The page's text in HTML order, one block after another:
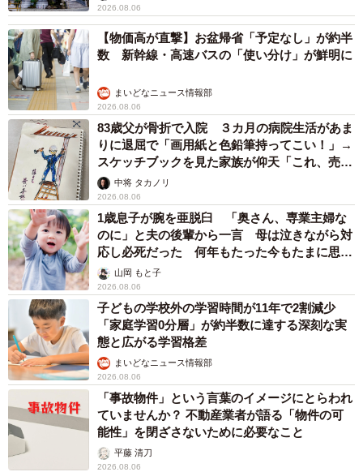
2026.08.06
【物価高が直撃】お盆帰省「予定なし」が約半
数 新幹線・高速バスの「使い分け」が鮮明に
まいどなニュース情報部
2026.08.06
83歳父が骨折で入院 ３カ月の病院生活があま
りに退屈で「画用紙と色鉛筆持ってこい！」→
スケッチブックを見た家族が仰天「これ、売れ
ますよ…」
中将 タカノリ
2026.08.06
1歳息子が腕を亜脱臼 「奥さん、専業主婦な
のに」と夫の後輩から一言 母は泣きながら対
応し必死だった 何年もたった今もたまに思い
出し…山岡 もと子
2026.08.06
子どもの学校外の学習時間が11年で2割減少
「家庭学習0分層」が約半数に達する深刻な実
態と広がる学習格差
まいどなニュース情報部
2026.08.06
「事故物件」という言葉のイメージにとらわれ
ていませんか？ 不動産業者が語る「物件の可
能性」を閉ざさないために必要なこと
平藤 清刀
2026.08.06